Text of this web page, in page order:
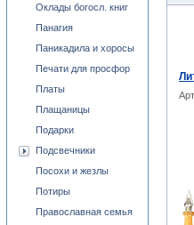
Оклады богосл. книг
Панагия
Паникадила и хоросы
Печати для просфор
Платы
Плащаницы
Подарки
Подсвечники
Посохи и жезлы
Потиры
Православная семья